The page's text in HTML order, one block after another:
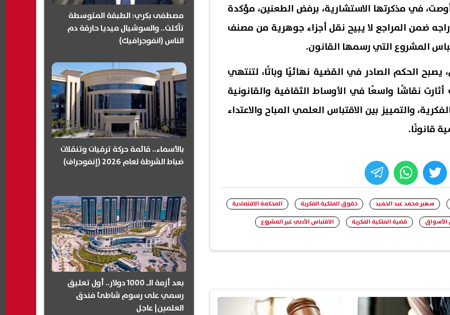
في مذكرتها الاستشارية، برفض الطعنين، مؤكدة
ضمن المراجع لا يبيح نقل أجزاء جوهرية من مصنف
المشروع التي رسمها القانون.
الحكم الصادر في القضية نهائيًا وباتًا، لتنتهي
نقاشًا واسعًا في الأوساط الثقافية والقانونية
والتمييز بين الاقتباس العلمي المباح والاعتداء
قانونًا.
twitter
whats
سهير محمد عبد الحميد حقوق الملكية الفكرية
المحكمة الاقتصادية
قضية الملكية الفكرية الاقتباس الأدبي غير المشروع
مصطفى بكري: الطبقة المتوسطة
تآكلت.. والسوشيال ميديا حارقة دم
الناس (انفوجرافيك)
بالأسماء.. قائمة حركة ترقيات وتنقلات
ضباط الشرطة لعام 2026 (إنفوجراف)
بعد أزمة الـ 1000 دولار.. أول تعليق
رسمي على رسوم شاطئ فندق
العلمين| عاجل